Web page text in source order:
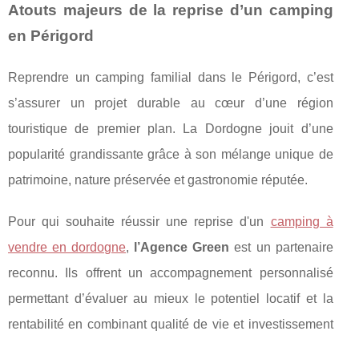
Atouts majeurs de la reprise d’un camping
en Périgord
Reprendre un camping familial dans le Périgord, c’est
s’assurer un projet durable au cœur d’une région
touristique de premier plan. La Dordogne jouit d’une
popularité grandissante grâce à son mélange unique de
patrimoine, nature préservée et gastronomie réputée.
Pour qui souhaite réussir une reprise d'un camping à
vendre en dordogne, l’Agence Green est un partenaire
reconnu. Ils offrent un accompagnement personnalisé
permettant d’évaluer au mieux le potentiel locatif et la
rentabilité en combinant qualité de vie et investissement